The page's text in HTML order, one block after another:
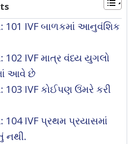
101 IVF બાળકમાં આનુવંશિક
102 IVF માત્ર વંધ્ય યુગલો
આવે છે
103 IVF કોઈપણ ઉંમરે કરી
104 IVF પ્રથમ પ્રયાસમાં
નથી.